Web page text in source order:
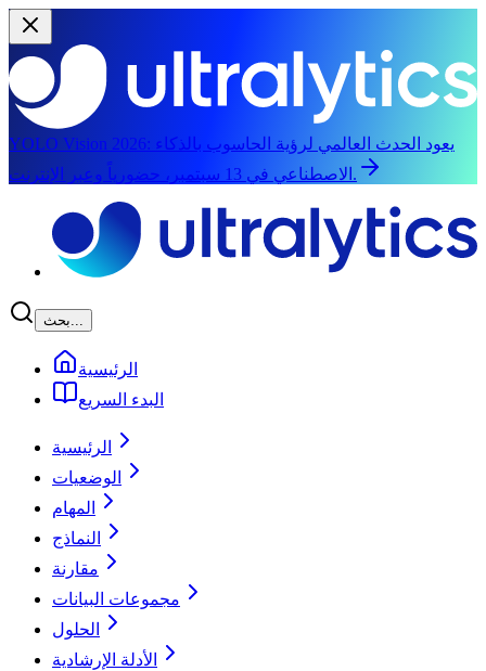
YOLO Vision 2026: يعود الحدث العالمي لرؤية الحاسوب بالذكاء
الاصطناعي في 13 سبتمبر، حضورياً وعبر الإنترنت.
بحث...
الرئيسية
البدء السريع
الرئيسية
الوضعيات
المهام
النماذج
مقارنة
مجموعات البيانات
الحلول
الأدلة الإرشادية